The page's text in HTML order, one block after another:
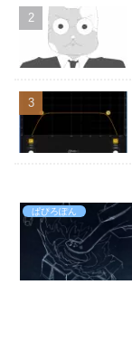
ぱぴろぽん